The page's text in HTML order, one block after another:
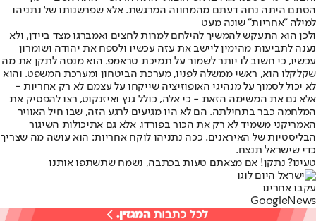
הסתם היתה נחה דעתם מהמחווה המרגשת. אלא שפרשנותו של נתניהו
למילה "אחריות" שונה מעט
ולכן הוא התעקש להמשיך להילחם למרות לחצים ואמברגו מצד ביידן, ולא
נענה לתביעות מהימין ליישב את עזה עכשיו ולספח את יהודה ושומרון
עכשיו, כי חשוב לו יותר לשמור על תמיכת טראמפ. הוא מנסה לתקן את מה
שקלקלו הוא, ראשי ממשלה לפניו, מערכת הביטחון ומערכת המשפט. והוא
לא יכול לסמוך על מנהיגי האופוזיציה שייקחו על עצמם לא רק אחריות -
אלא גם את המשימה הזאת - כי אלה, כולל גנץ ואיזנקוט, רצו להפסיק את
המלחמה כבר בתחילתה. הם לא היו מגיעים לרגע הזה, שבו חיל האוויר
האמריקני משמיד לא רק את הכור בפורדו, אלא גם אתיכולות השיגור
הבליסטיות של האיראנים. ככה נתניהו לוקח אחריות: הוא עושה מה שצריך
כדי שישראל תנצח.
טעינו? נתקן! אם מצאתם טעות בכתבה, נשמח שתשתפו אותנו
עקבו אחרינו
Googl eNews